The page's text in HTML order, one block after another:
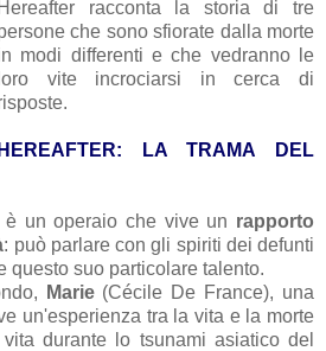
Hereafter racconta la storia di tre
che sono sfiorate dalla morte
modi differenti e che vedranno le
loro vite incrociarsi in cerca di
HEREAFTER: LA TRAMA DEL
è un operaio che vive un rapporto
: può parlare con gli spiriti dei defunti
questo suo particolare talento.
Marie(Cécile De France), una
un'esperienza tra la vita e la morte
durante lo tsunami asiatico del